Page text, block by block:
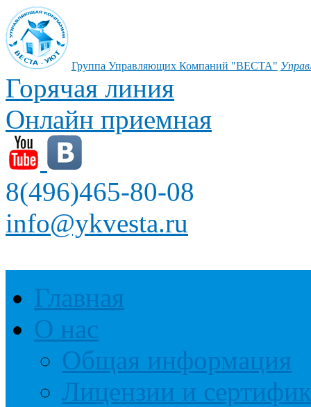
Группа Управляющих Компаний "ВЕСТА"
Горячая линия
Онлайн приемная
8(496)465-80-08
info@ykvesta.ru
Главная
О нас
Общая информация
Лицензии и